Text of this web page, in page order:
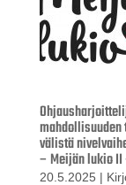
välistä
– Meijän lukio
20.5.2025 |